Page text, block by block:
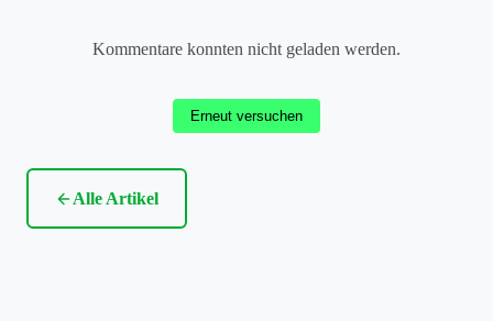
Kommentare konnten nicht geladen werden.
Erneut versuchen
Alle Artikel